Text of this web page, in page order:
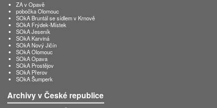
ZA v Opavě
pobočka Olomouc
SOkA Bruntál se sídlem v Krnově
SOkA Frýdek-Místek
SOkA Jeseník
SOkA Karviná
SOkA Nový Jičín
SOkA Olomouc
SOkA Opava
SOkA Prostějov
SOkA Přerov
SOkA Šumperk
Archivy v České republice